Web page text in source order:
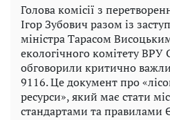
Голова комісії з
Ігор Зубович разом із
міністра Тарасом
екологічного комітету
обговорили критично
9116. Це документ про
ресурси», який має стати
стандартами та правилами